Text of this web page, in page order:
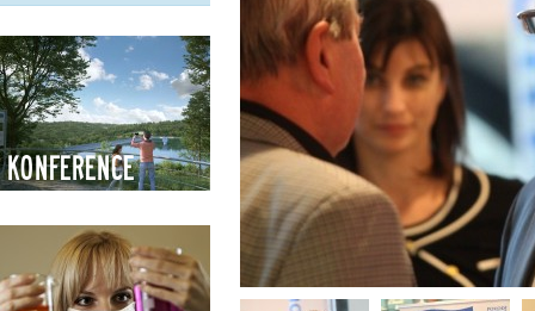
Konference